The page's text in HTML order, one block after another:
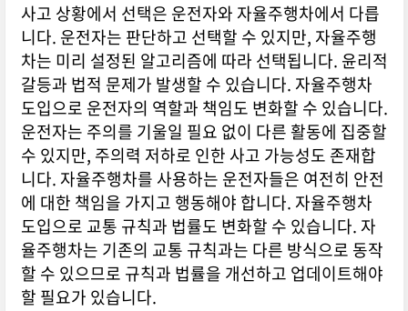
사고 상황에서 선택은 운전자와 자율주행차에서 다릅
니다. 운전자는 판단하고 선택할 수 있지만, 자율주행
차는 미리 설정된 알고리즘에 따라 선택됩니다. 윤리적
갈등과 법적 문제가 발생할 수 있습니다. 자율주행차
도입으로 운전자의 역할과 책임도 변화할 수 있습니다.
운전자는 주의를 기울일 필요 없이 다른 활동에 집중할
수 있지만, 주의력 저하로 인한 사고 가능성도 존재합
니다. 자율주행차를 사용하는 운전자들은 여전히 안전
에 대한 책임을 가지고 행동해야 합니다. 자율주행차
도입으로 교통 규칙과 법률도 변화할 수 있습니다. 자
율주행차는 기존의 교통 규칙과는 다른 방식으로 동작
할 수 있으므로 규칙과 법률을 개선하고 업데이트해야
할 필요가 있습니다.